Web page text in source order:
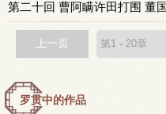
第二十回 曹阿瞒许田打围 董
上一页
罗贯中的作品